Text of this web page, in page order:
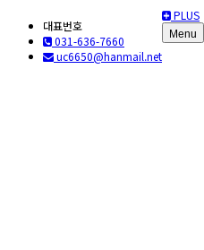
대표번호
031-636-7660
uc6650@hanmail.net
PLUS
Menu